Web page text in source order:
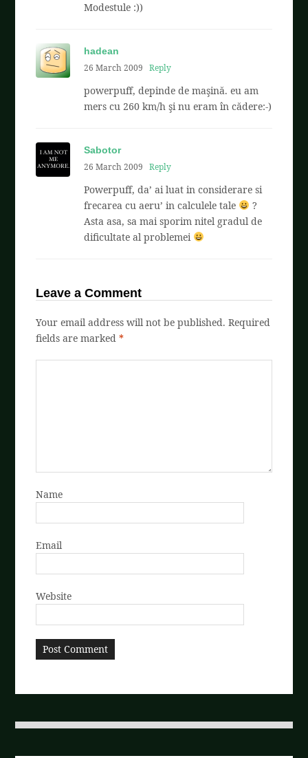
Modestule :))
hadean
26 March 2009
Reply
powerpuff, depinde de maşină. eu am
mers cu 260 km/h şi nu eram în cădere:-)
Sabotor
26 March 2009
Reply
Powerpuff, da’ ai luat in considerare si
frecarea cu aeru’ in calculele tale
?
Asta asa, sa mai sporim nitel gradul de
dificultate al problemei
Leave a Comment
Your email address will not be published. Required
fields are marked*
Name
Email
Website